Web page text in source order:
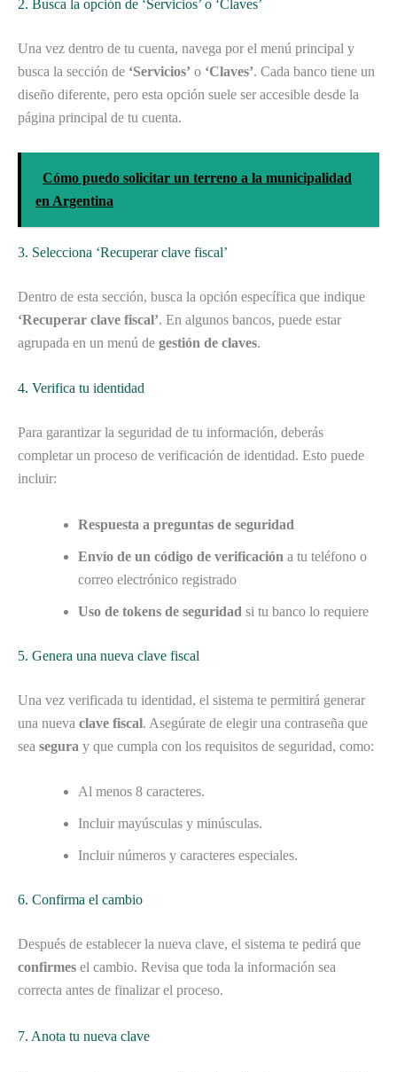
2. Busca la opción de ‘Servicios’ o ‘Claves’
Una vez dentro de tu cuenta, navega por el menú principal y
busca la sección de ‘Servicios’ o ‘Claves’. Cada banco tiene un
diseño diferente, pero esta opción suele ser accesible desde la
página principal de tu cuenta.
Cómo puedo solicitar un terreno a la municipalidad
en Argentina
3. Selecciona ‘Recuperar clave fiscal’
Dentro de esta sección, busca la opción específica que indique
‘Recuperar clave fiscal’. En algunos bancos, puede estar
agrupada en un menú de gestión de claves.
4. Verifica tu identidad
Para garantizar la seguridad de tu información, deberás
completar un proceso de verificación de identidad. Esto puede
incluir:
Respuesta a preguntas de seguridad
Envío de un código de verificación a tu teléfono o
correo electrónico registrado
Uso de tokens de seguridad si tu banco lo requiere
5. Genera una nueva clave fiscal
Una vez verificada tu identidad, el sistema te permitirá generar
una nueva clave fiscal. Asegúrate de elegir una contraseña que
sea segura y que cumpla con los requisitos de seguridad, como:
Al menos 8 caracteres.
Incluir mayúsculas y minúsculas.
Incluir números y caracteres especiales.
6. Confirma el cambio
Después de establecer la nueva clave, el sistema te pedirá que
confirmes el cambio. Revisa que toda la información sea
correcta antes de finalizar el proceso.
7. Anota tu nueva clave